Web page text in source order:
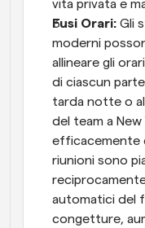
vita privata e
Fusi Orari: Gli
moderni
allineare gli
di ciascun
tarda notte o
del team a
efficacemente
riunioni sono
automatici del
congetture,